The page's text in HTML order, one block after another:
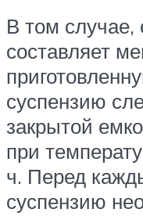
В том случае,
составляет
суспензию
закрытой
при
ч. Перед
суспензию